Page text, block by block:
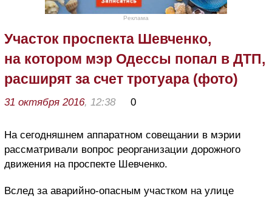
Реклама
Участок проспекта Шевченко,
на котором мэр Одессы попал в ДТП,
расширят за счет тротуара (фото)
31 октября 2016, 12:38 0
На сегодняшнем аппаратном совещании в мэрии
рассматривали вопрос реорганизации дорожного
движения на проспекте Шевченко.
Вслед за аварийно-опасным участком на улице